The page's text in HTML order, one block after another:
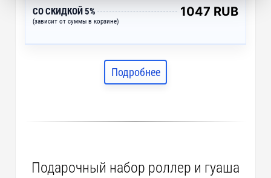
СО СКИДКОЙ 5%
(зависит от суммы в корзине)
1047 RUB
Подробнее
Подарочный набор роллер и гуаша